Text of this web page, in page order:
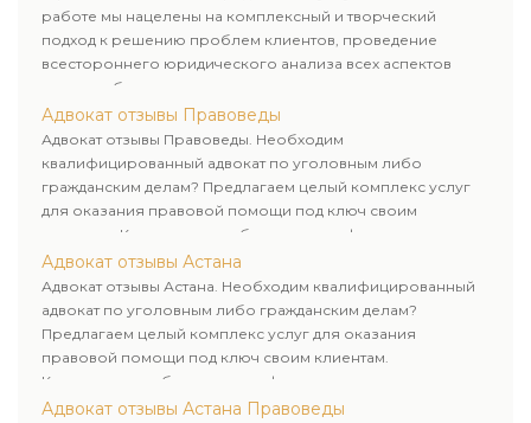
работе мы нацелены на комплексный и творческий
подход к решению проблем клиентов, проведение
всестороннего юридического анализа всех аспектов
дела и выбор рационального пути для его успешного
завершения.
Адвокат отзывы Правоведы
Адвокат отзывы Правоведы. Необходим
квалифицированный адвокат по уголовным либо
гражданским делам? Предлагаем целый комплекс услуг
для оказания правовой помощи под ключ своим
клиентам. Комплексное обслуживание физических и
юридических лиц. Индивидуальный подход к каждому
клиенту.
Адвокат отзывы Астана
Адвокат отзывы Астана. Необходим квалифицированный
адвокат по уголовным либо гражданским делам?
Предлагаем целый комплекс услуг для оказания
правовой помощи под ключ своим клиентам.
Комплексное обслуживание физических и юридических
лиц. Индивидуальный подход к каждому клиенту.
Адвокат отзывы Астана Правоведы